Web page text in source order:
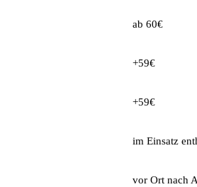
ab 60€
+59€
+59€
im Einsatz
vor Ort nach